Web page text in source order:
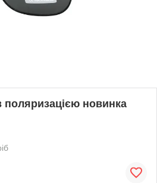
поляризацією новинка